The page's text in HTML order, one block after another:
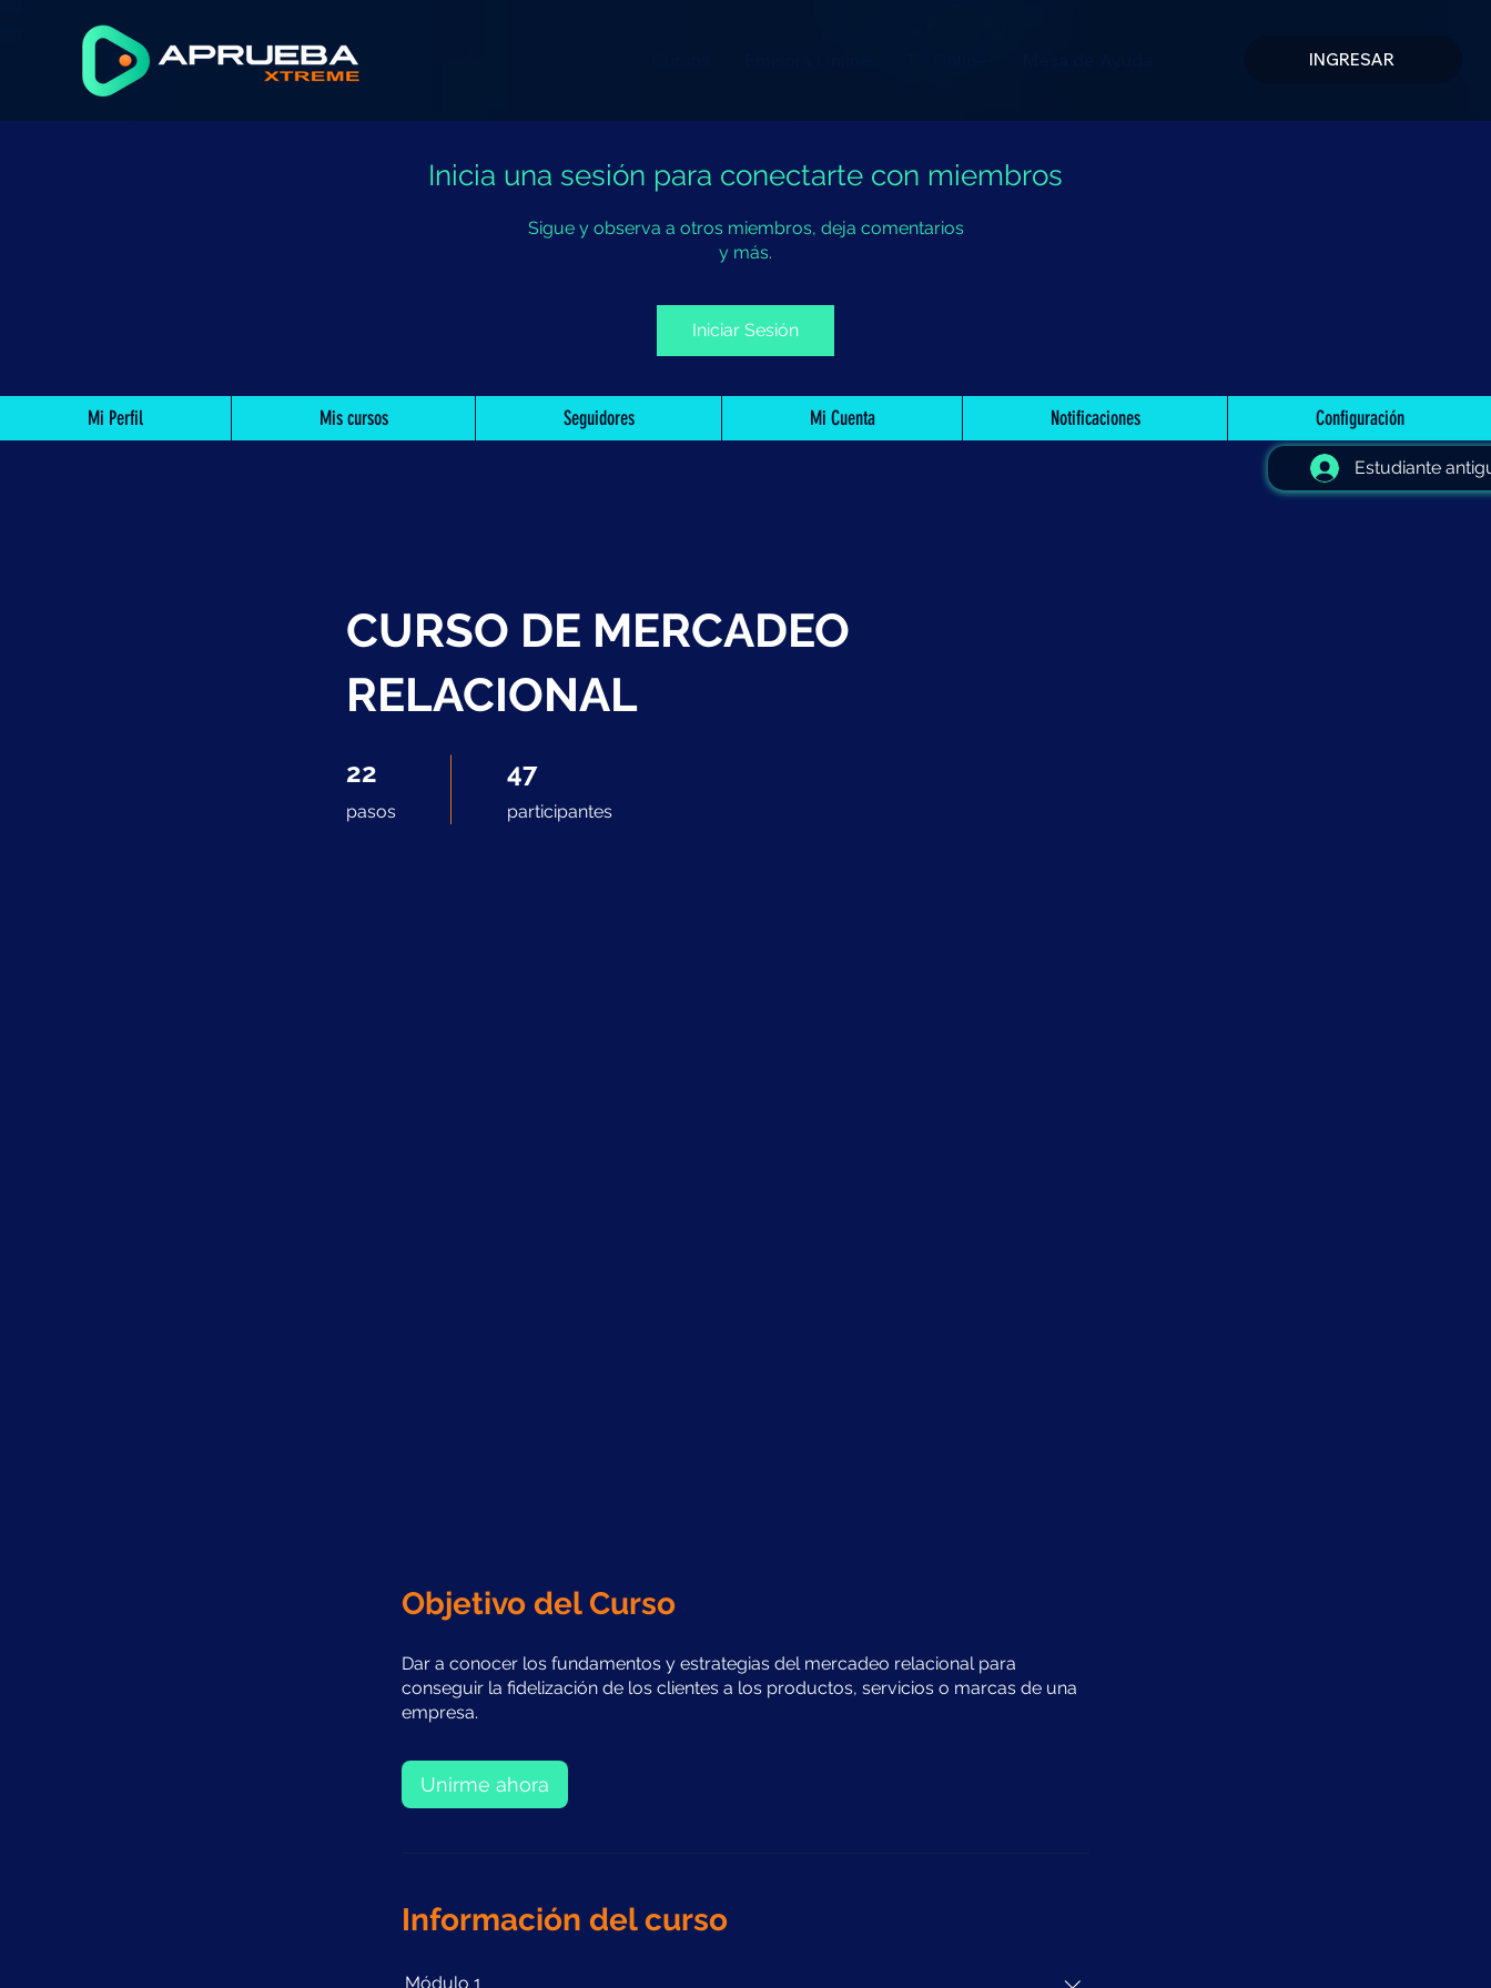
INGRESAR
Inicia una sesión para conectarte con miembros
Sigue y observa a otros miembros, deja comentarios
y más.
Iniciar Sesión
Mi Perfil Mis cursos Seguidores Mi Cuenta Notificaciones Configuración
Estudiante
CURSO DE MERCADEO
RELACIONAL
22
pasos
47
participantes
Objetivo del Curso
Dar a conocer los fundamentos y estrategias del mercadeo relacional para
conseguir la fidelización de los clientes a los productos, servicios o marcas de una
empresa.
Unirme ahora
Información del curso
Módulo 1